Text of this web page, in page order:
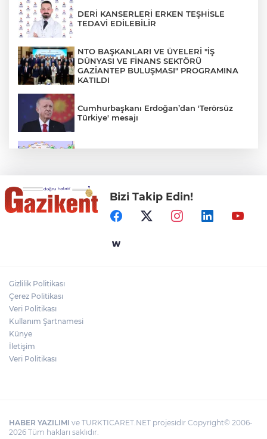
DERİ KANSERLERİ ERKEN TEŞHİSLE
TEDAVİ EDİLEBİLİR
NTO BAŞKANLARI VE ÜYELERİ "İŞ
DÜNYASI VE FİNANS SEKTÖRÜ
GAZİANTEP BULUŞMASI" PROGRAMINA
KATILDI
Cumhurbaşkanı Erdoğan’dan 'Terörsüz
Türkiye' mesajı
Gaziantep Üniversitesi Elektrik-Elektronik
Mühendisliği: Teknolojinin ve Enerjinin
Geleceğine Yön Veren Eğitim
"BEBEĞİ TÜM GECE AYNI BEZLE
Bizi Takip Edin!
Gizlilik Politikası
Çerez Politikası
Veri Politikası
Kullanım Şartnamesi
Künye
İletişim
Veri Politikası
HABER YAZILIMI ve TURKTICARET.NET projesidir Copyright© 2006-
2026 Tüm hakları saklıdır.